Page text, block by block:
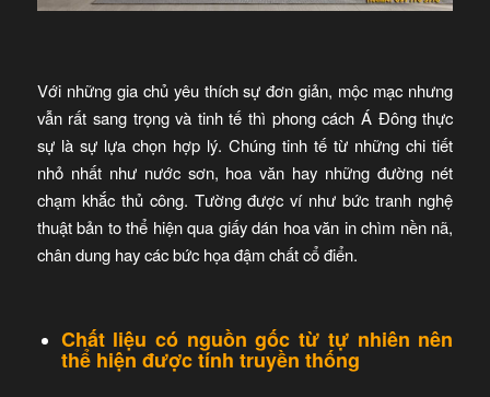
Với những gia chủ yêu thích sự đơn giản, mộc mạc nhưng
vẫn rất sang trọng và tinh tế thì phong cách Á Đông thực
sự là sự lựa chọn hợp lý. Chúng tinh tế từ những chi tiết
nhỏ nhất như nước sơn, hoa văn hay những đường nét
chạm khắc thủ công. Tường được ví như bức tranh nghệ
thuật bản to thể hiện qua giấy dán hoa văn in chìm nền nã,
chân dung hay các bức họa đậm chất cổ điển.
Chất liệu có nguồn gốc từ tự nhiên nên
thể hiện được tính truyền thống